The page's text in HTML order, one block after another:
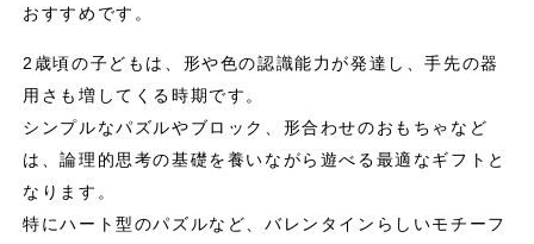
おすすめです。
2歳頃の子どもは、形や色の認識能力が発達し、手先の器
用さも増してくる時期です。
シンプルなパズルやブロック、形合わせのおもちゃなど
は、論理的思考の基礎を養いながら遊べる最適なギフトと
なります。
特にハート型のパズルなど、バレンタインらしいモチーフ